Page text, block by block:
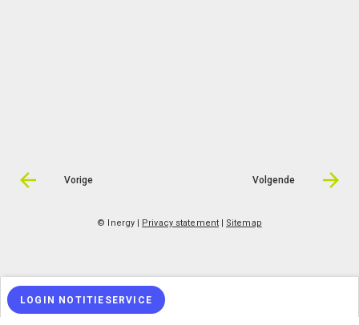
Vorige Volgende
© Inergy Privacy statement| Sitemap
LOGIN NOTITIESERVICE